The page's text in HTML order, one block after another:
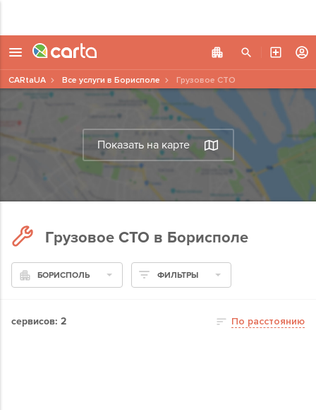
Показать на карте
CARtaUA Все услуги в Борисполе Грузовое СТО
Грузовое СТО в Борисполе
БОРИСПОЛЬ ФИЛЬТРЫ
сервисов: 2 По расстоянию